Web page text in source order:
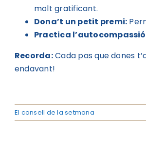
molt gratificant.
Dona’t un petit premi:
Practica
Recorda:Cada pas que dones
endavant!
El consell de la setmana